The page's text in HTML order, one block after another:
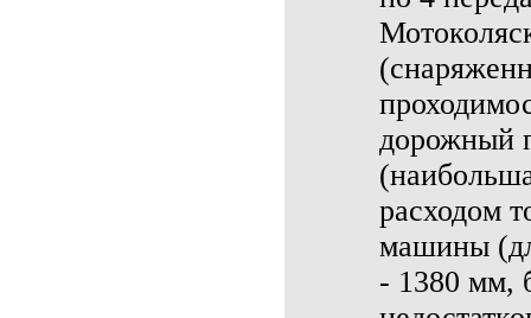
дорожный
расходом
машины
- 1380 мм,